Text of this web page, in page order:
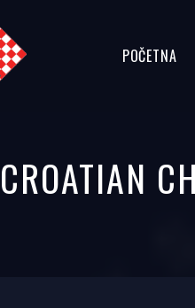
POČETNA
CROATIAN